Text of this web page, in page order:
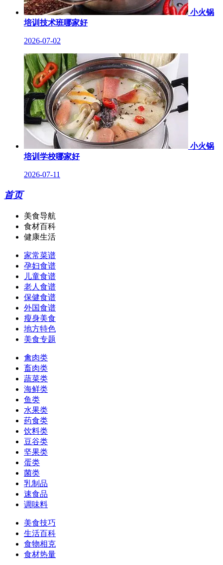
小火锅
培训技术班哪家好
2026-07-02
小火锅
培训学校哪家好
2026-07-11
首页
美食导航
食材百科
健康生活
家常菜谱
孕妇食谱
儿童食谱
老人食谱
保健食谱
外国食谱
瘦身美食
地方特色
美食专题
禽肉类
畜肉类
蔬菜类
海鲜类
鱼类
水果类
药食类
饮料类
豆谷类
坚果类
蛋类
菌类
乳制品
速食品
调味料
美食技巧
生活百科
食物相克
食材热量